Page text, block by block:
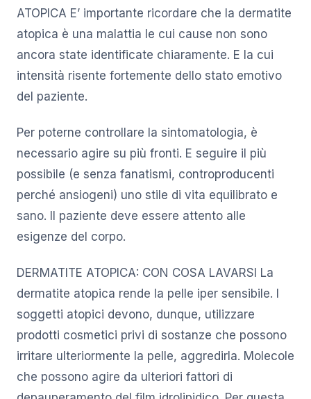
ATOPICA E’ importante ricordare che la dermatite
atopica è una malattia le cui cause non sono
ancora state identificate chiaramente. E la cui
intensità risente fortemente dello stato emotivo
del paziente.
Per poterne controllare la sintomatologia, è
necessario agire su più fronti. E seguire il più
possibile (e senza fanatismi, controproducenti
perché ansiogeni) uno stile di vita equilibrato e
sano. Il paziente deve essere attento alle
esigenze del corpo.
DERMATITE ATOPICA: CON COSA LAVARSI La
dermatite atopica rende la pelle iper sensibile. I
soggetti atopici devono, dunque, utilizzare
prodotti cosmetici privi di sostanze che possono
irritare ulteriormente la pelle, aggredirla. Molecole
che possono agire da ulteriori fattori di